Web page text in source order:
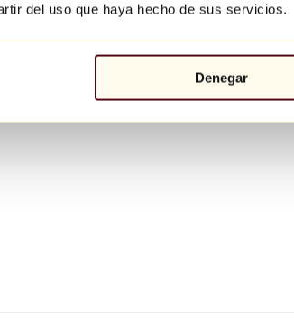
del uso que haya hecho de sus servicios.
Denegar